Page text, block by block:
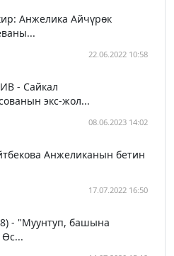
Анжелика Айчүрөк
22.06.2022 10:58
- Сайкал
экс-жол...
08.06.2023 14:02
Анжеликанын бетин
17.07.2022 16:50
- "Муунтуп, башына